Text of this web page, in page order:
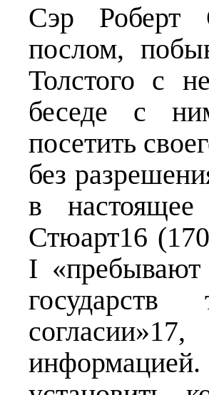
Сэр Роберт
послом,
Толстого с
беседе с
посетить
без
в
Стюарт16
I